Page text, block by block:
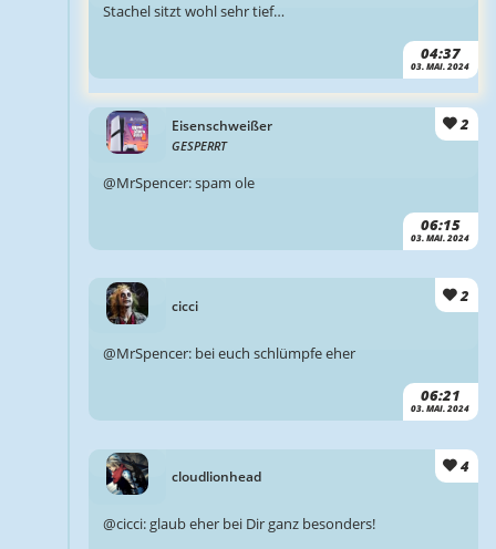
04:37
03. MAI. 2024
Stachel sitzt wohl sehr tief…
Eisenschweißer
GESPERRT
2
06:15
03. MAI. 2024
@MrSpencer: spam ole
cicci
2
06:21
03. MAI. 2024
@MrSpencer: bei euch schlümpfe eher
cloudlionhead
4
@cicci: glaub eher bei Dir ganz besonders!